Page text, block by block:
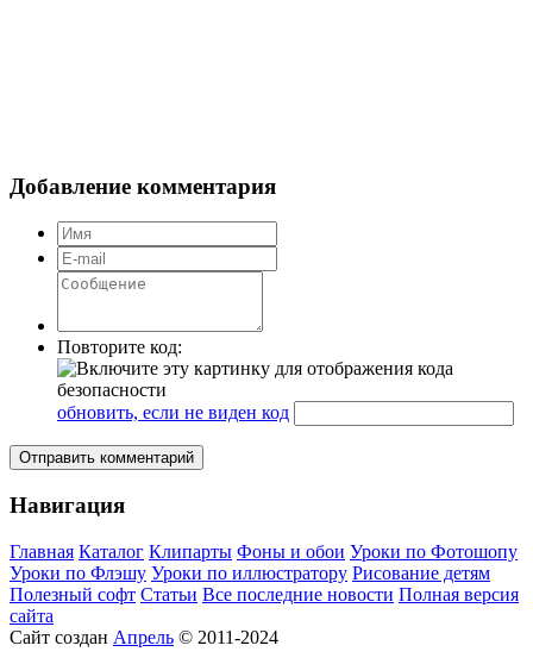
Добавление комментария
Повторите код:
обновить, если не виден код
Отправить комментарий
Навигация
Главная Каталог Клипарты Фоны и обои Уроки по Фотошопу
Уроки по Флэшу Уроки по иллюстратору Рисование детям
Полезный софт Статьи Все последние новости Полная версия
сайта
Сайт создан Апрель © 2011-2024